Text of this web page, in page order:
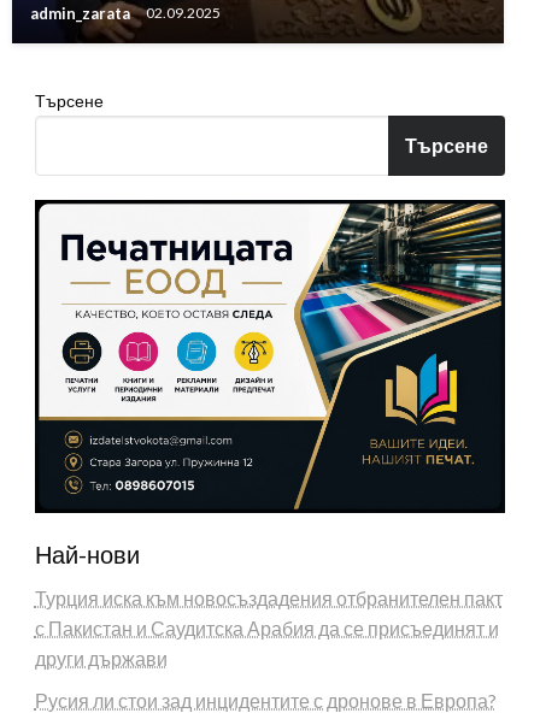
admin_zarata 02.09.2025
Търсене
Търсене
Най-нови
Турция иска към новосъздадения отбранителен пакт
с Пакистан и Саудитска Арабия да се присъединят и
други държави
Русия ли стои зад инцидентите с дронове в Европа?